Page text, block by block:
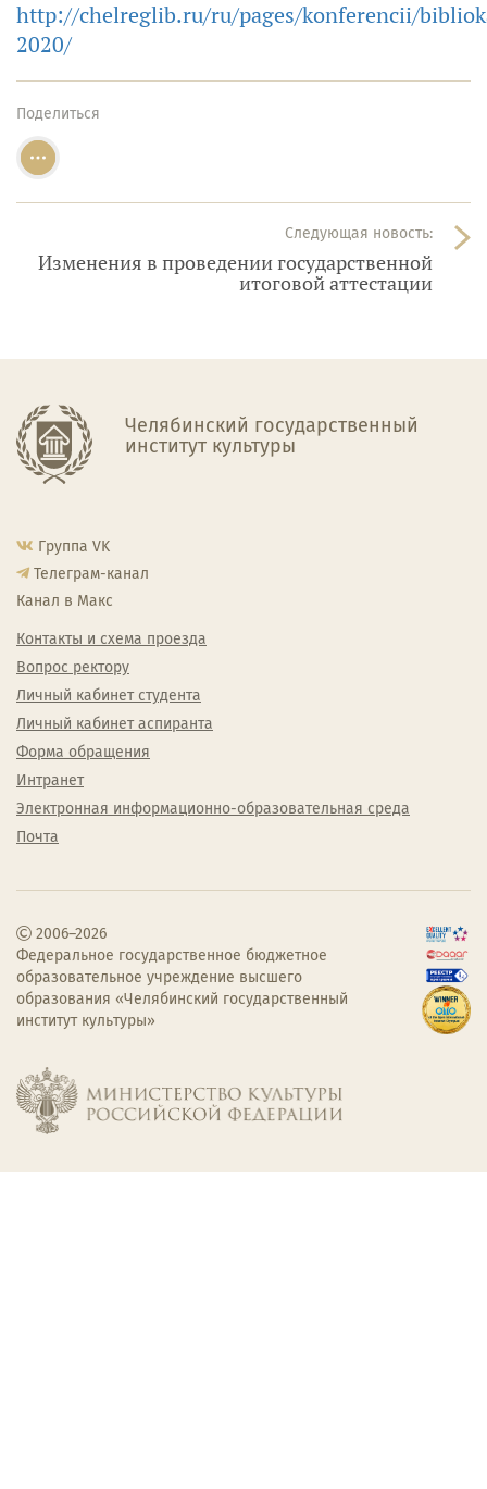
http://chelreglib.ru/ru/pages/konferencii/
2020/
Поделиться
Следующая новость:
Изменения в проведении государственной
итоговой аттестации
Челябинский государственный
институт культуры
Группа VK
Телеграм-канал
Канал в Макс
Контакты и схема проезда
Вопрос ректору
Личный кабинет студента
Личный кабинет аспиранта
Форма обращения
Интранет
Электронная информационно-образовательная среда
Почта
2006–2026
Федеральное государственное бюджетное
образовательное учреждение высшего
образования «Челябинский государственный
институт культуры»